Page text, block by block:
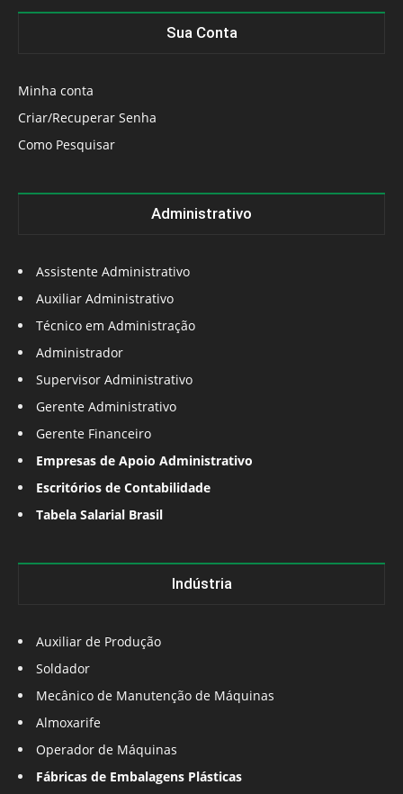
Sua Conta
Minha conta
Criar/Recuperar Senha
Como Pesquisar
Administrativo
Assistente Administrativo
Auxiliar Administrativo
Técnico em Administração
Administrador
Supervisor Administrativo
Gerente Administrativo
Gerente Financeiro
Empresas de Apoio Administrativo
Escritórios de Contabilidade
Tabela Salarial Brasil
Indústria
Auxiliar de Produção
Soldador
Mecânico de Manutenção de Máquinas
Almoxarife
Operador de Máquinas
Fábricas de Embalagens Plásticas